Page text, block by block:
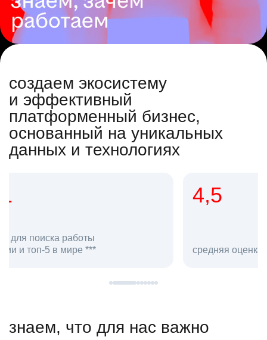
создаем экосистему
и эффективный
платформенный бизнес,
основанный на уникальных
данных и технологиях
средняя оценка hh.ru как работодателя **
в hh.ru
знаем, что для нас важно